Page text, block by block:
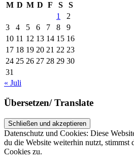
M D M D F S
S
1
2
3
4 5 6 7 8
9
10 11 12 13 14 15 16
17 18 19 20 21 22 23
24 25 26 27 28 29 30
31
« Juli
Übersetzen/ Translate
Datenschutz und Cookies: Diese
du die Website weiterhin nutzt, stimmst
Cookies zu.